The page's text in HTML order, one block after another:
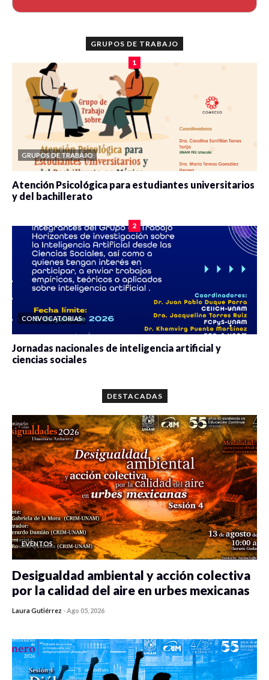
GRUPOS DE TRABAJO
1
GRUPOS DE TRABAJO
Atención Psicológica para estudiantes universitarios
y del bachillerato
2
CONVOCATORIAS
Jornadas nacionales de inteligencia artificial y
ciencias sociales
DESTACADAS
EVENTOS
Desigualdad ambiental y acción colectiva
por la calidad del aire en urbes mexicanas
Laura Gutiérrez -Ago 05, 2026